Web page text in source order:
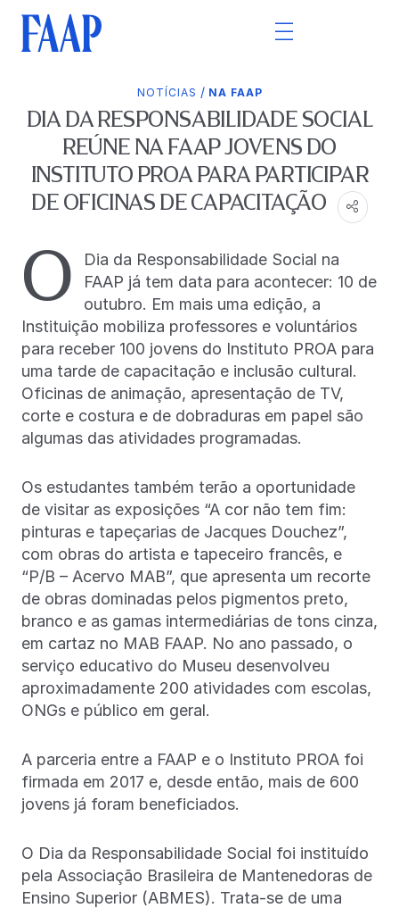
NOTÍCIAS / NA FAAP
DIA DA RESPONSABILIDADE SOCIAL
REÚNE NA FAAP JOVENS DO
INSTITUTO PROA PARA PARTICIPAR
DE OFICINAS DE CAPACITAÇÃO
O
Dia da Responsabilidade Social na
FAAP já tem data para acontecer: 10 de
outubro. Em mais uma edição, a
Instituição mobiliza professores e voluntários
para receber 100 jovens do Instituto PROA para
uma tarde de capacitação e inclusão cultural.
Oficinas de animação, apresentação de TV,
corte e costura e de dobraduras em papel são
algumas das atividades programadas.
Os estudantes também terão a oportunidade
de visitar as exposições “A cor não tem fim:
pinturas e tapeçarias de Jacques Douchez”,
com obras do artista e tapeceiro francês, e
“P/B – Acervo MAB”, que apresenta um recorte
de obras dominadas pelos pigmentos preto,
branco e as gamas intermediárias de tons cinza,
em cartaz no MAB FAAP. No ano passado, o
serviço educativo do Museu desenvolveu
aproximadamente 200 atividades com escolas,
ONGs e público em geral.
A parceria entre a FAAP e o Instituto PROA foi
firmada em 2017 e, desde então, mais de 600
jovens já foram beneficiados.
O Dia da Responsabilidade Social foi instituído
pela Associação Brasileira de Mantenedoras de
Ensino Superior (ABMES). Trata-se de uma